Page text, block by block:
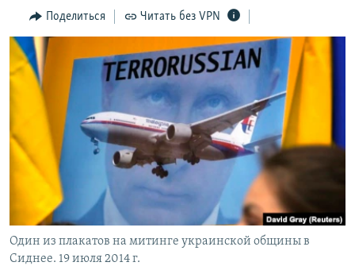
Вернутся
поиску
ИНТЕРАКТИВ
ИНФОГРАФИКА
ТЕЛЕПРОЕКТ КРЫМ.РЕАЛИИ
СОВЕТЫ ПРАВОЗАЩИТНИКОВ
ПРОПАВШИЕ БЕЗ ВЕСТИ
ПОБЕДИТЕЛЕЙ НЕ СУДЯТ?
КРЫМ.НЕПОКОРЕННЫЙ
ELIFBE
УКРАИНСКАЯ ПРОБЛЕМА КРЫМА
РАДІО СВОБОДА
КАК ОБОЙТИ БЛОКИРОВКУ
Українською
Qırımtatar
ПРИСОЕДИНЯЙТЕСЬ!
Поделиться Читать без VPN
Один из плакатов на митинге украинской общины в
Сиднее. 19 июля 2014 г.